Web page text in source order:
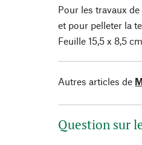
Pour les travaux
et pour pelleter la
Feuille 15,5 x 8,5
Autres articles de
Question sur